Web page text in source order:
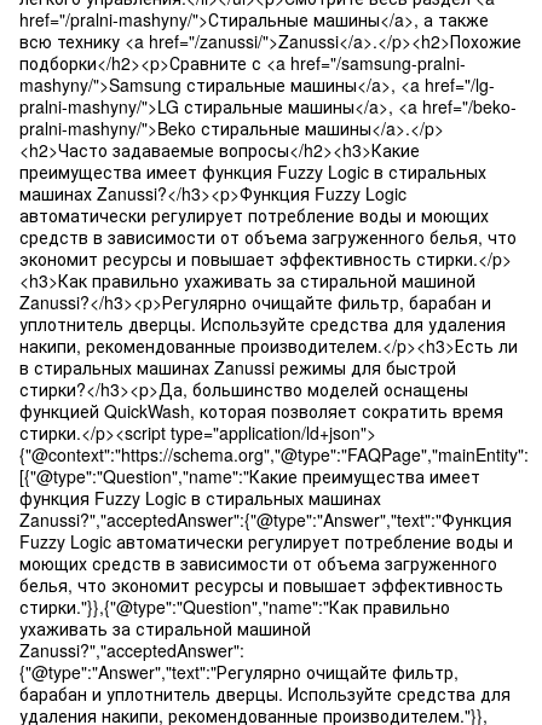
href="/pralni-mashyny/">Стиральные машины</a>, а также
всю технику <a href="/zanussi/">Zanussi</a>.</p><h2>Похожие
подборки</h2><p>Сравните с <a href="/samsung-pralni-
mashyny/">Samsung стиральные машины</a>, <a href="/lg-
pralni-mashyny/">LG стиральные машины</a>, <a href="/beko-
pralni-mashyny/">Beko стиральные машины</a>.</p>
<h2>Часто задаваемые вопросы</h2><h3>Какие
преимущества имеет функция Fuzzy Logic в стиральных
машинах Zanussi?</h3><p>Функция Fuzzy Logic
автоматически регулирует потребление воды и моющих
средств в зависимости от объема загруженного белья, что
экономит ресурсы и повышает эффективность стирки.</p>
<h3>Как правильно ухаживать за стиральной машиной
Zanussi?</h3><p>Регулярно очищайте фильтр, барабан и
уплотнитель дверцы. Используйте средства для удаления
накипи, рекомендованные производителем.</p><h3>Есть ли
в стиральных машинах Zanussi режимы для быстрой
стирки?</h3><p>Да, большинство моделей оснащены
функцией QuickWash, которая позволяет сократить время
стирки.</p><script type="application/ld+json">
{"@context":"https://schema.org","@type":"FAQPage","mainEntity":
[{"@type":"Question","name":"Какие преимущества имеет
функция Fuzzy Logic в стиральных машинах
Zanussi?","acceptedAnswer":{"@type":"Answer","text":"Функция
Fuzzy Logic автоматически регулирует потребление воды и
моющих средств в зависимости от объема загруженного
белья, что экономит ресурсы и повышает эффективность
стирки."}},{"@type":"Question","name":"Как правильно
ухаживать за стиральной машиной
Zanussi?","acceptedAnswer":
{"@type":"Answer","text":"Регулярно очищайте фильтр,
барабан и уплотнитель дверцы. Используйте средства для
удаления накипи, рекомендованные производителем."}},